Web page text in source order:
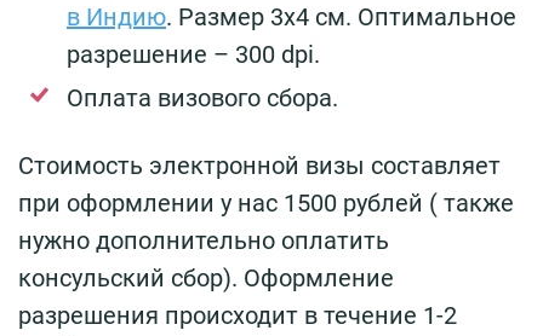
в Индию. Размер 3х4 см. Оптимальное
разрешение – 300 dpi.
Оплата визового сбора.
Стоимость электронной визы составляет
при оформлении у нас 1500 рублей ( также
нужно дополнительно оплатить
консульский сбор). Оформление
разрешения происходит в течение 1-2